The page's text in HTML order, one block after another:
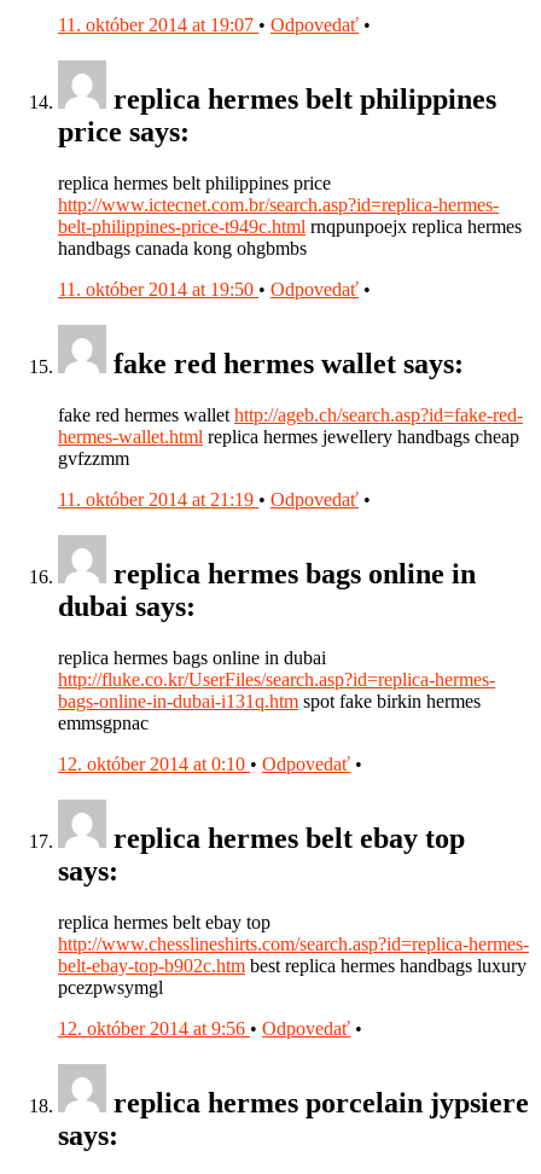
11. október 2014 at 19:07 • Odpovedať •
replica hermes belt philippines
price says:
replica hermes belt philippines price
http://www.ictecnet.com.br/search.asp?id=replica-hermes-
belt-philippines-price-t949c.html rnqpunpoejx replica hermes
handbags canada kong ohgbmbs
11. október 2014 at 19:50 • Odpovedať •
fake red hermes wallet says:
fake red hermes wallet http://ageb.ch/search.asp?id=fake-red-
hermes-wallet.html replica hermes jewellery handbags cheap
gvfzzmm
11. október 2014 at 21:19 • Odpovedať •
replica hermes bags online in
dubai says:
replica hermes bags online in dubai
http://fluke.co.kr/UserFiles/search.asp?id=replica-hermes-
bags-online-in-dubai-i131q.htm spot fake birkin hermes
emmsgpnac
12. október 2014 at 0:10 • Odpovedať •
replica hermes belt ebay top
says:
replica hermes belt ebay top
http://www.chesslineshirts.com/search.asp?id=replica-hermes-
belt-ebay-top-b902c.htm best replica hermes handbags luxury
pcezpwsymgl
12. október 2014 at 9:56 • Odpovedať •
replica hermes porcelain jypsiere
says: